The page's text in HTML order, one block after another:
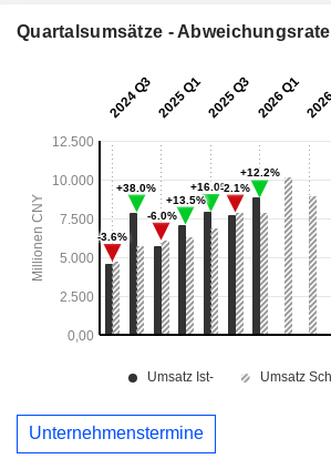
Quartalsumsätze - Abweichungsrate
Unternehmenstermine